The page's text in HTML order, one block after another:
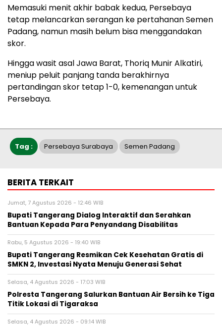
Memasuki menit akhir babak kedua, Persebaya
tetap melancarkan serangan ke pertahanan Semen
Padang, namun masih belum bisa menggandakan
skor.
Hingga wasit asal Jawa Barat, Thoriq Munir Alkatiri,
meniup peluit panjang tanda berakhirnya
pertandingan skor tetap 1-0, kemenangan untuk
Persebaya.
Tag : Persebaya Surabaya Semen Padang
BERITA TERKAIT
Jumat, 7 Agustus 2026 - 12:46 WIB
Bupati Tangerang Dialog Interaktif dan Serahkan
Bantuan Kepada Para Penyandang Disabilitas
Rabu, 5 Agustus 2026 - 19:40 WIB
‎Bupati Tangerang Resmikan Cek Kesehatan Gratis di
SMKN 2, Investasi Nyata Menuju Generasi Sehat
Selasa, 4 Agustus 2026 - 17:03 WIB
Polresta Tangerang Salurkan Bantuan Air Bersih ke Tiga
Titik Lokasi di Tigaraksa
Selasa, 4 Agustus 2026 - 09:14 WIB